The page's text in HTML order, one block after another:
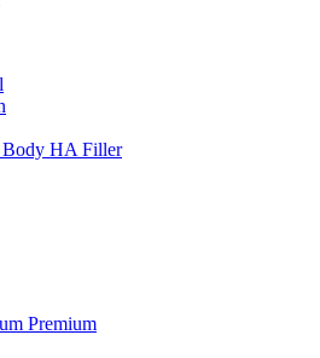
Body HA Filler
Premium